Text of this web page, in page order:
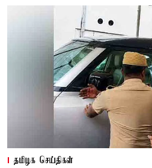
தமிழக செய்திகள்